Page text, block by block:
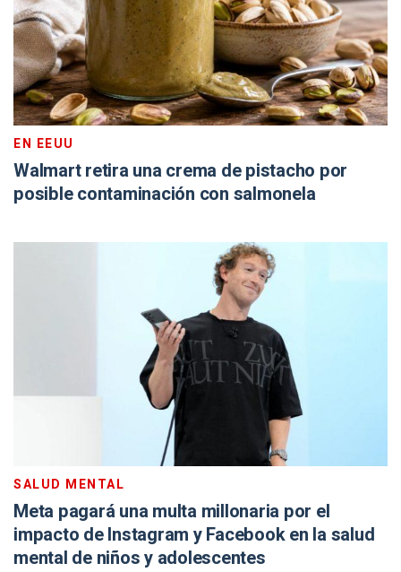
EN EEUU
Walmart retira una crema de pistacho por
posible contaminación con salmonela
SALUD MENTAL
Meta pagará una multa millonaria por el
impacto de Instagram y Facebook en la salud
mental de niños y adolescentes